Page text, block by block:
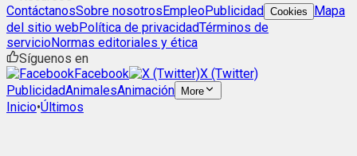
ContáctanosSobre nosotrosEmpleoPublicidad Cookies
Mapa
del sitio webPolítica de privacidadTérminos de
servicioNormas editoriales y ética
Síguenos en
Facebook
X (Twitter)
PublicidadAnimalesAnimación More
Inicio•Últimos